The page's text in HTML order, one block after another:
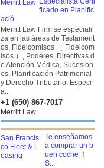
ficado en Planific
ació...
Merritt Law Firm se especiali
za en las áreas de Testament
os, Fideicomisos （ Fideicom
isos ）, Poderes, Directivas d
e Atención Médica, Sucesion
es, Planificación Patrimonial
y Derecho Tributario. Especi
a...
+1 (650) 867-7017
Merritt Law
Te enseñamos
a comprar un b
uen coche ！
S...